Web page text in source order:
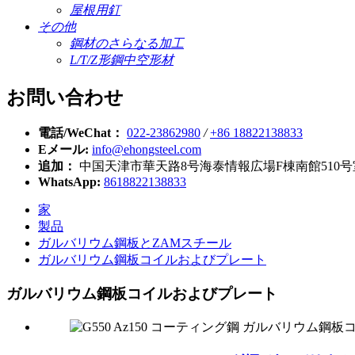
屋根用釘
その他
鋼材のさらなる加工
L/T/Z形鋼中空形材
お問い合わせ
電話/WeChat： 022-23862980 / +86 18822138833
Eメール: info@ehongsteel.com
追加： 中国天津市華天路8号海泰情報広場F棟南館510号
WhatsApp: 8618822138833
家
製品
ガルバリウム鋼板とZAMスチール
ガルバリウム鋼板コイルおよびプレート
ガルバリウム鋼板コイルおよびプレート